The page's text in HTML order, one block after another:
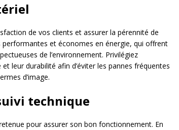
de vos clients et assurer la pérennité de
et économes en énergie, qui offrent
de l’environnement. Privilégiez
leur durabilité afin d’éviter les pannes fréquentes
d’image.
technique
pour assurer son bon fonctionnement. En